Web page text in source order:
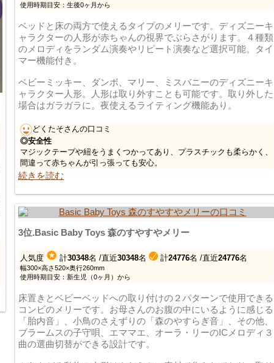
使用時期目安：生後0ヶ月から
ベッドと床の両方で使えるタイプのメリーです。ディズニーキ
ャラクターの人形が赤ちゃんの視界でぶらさがります。４種類
のメロディをランダム演奏やリピート演奏など選択可能。タイ
マー機能付き。
ベビーミッキー、ダンボ、マリー、ミスバニーのディズニーキ
ャラクター人形。人形は取り外すことも可能です。取り外した
場合はガラガラに。夜使えるライティング機能あり。
どくたそさんの口コミ
◎安全性
マジックテープや紐をうまくつかってあり、プラスチックも柔らかく、
間違って赤ちゃんが引っ張っても安心。
続きを読む
3位.Basic Baby Toys 森のすやすやメリー
人気度 計30348名 /直近30348名 計24776名 /直近24776名
幅300×高さ520×奥行260mm
使用時期目安：新生児（0ヶ月）から
床置きとベビーベッドへの取り付けの２パターンで使用できる
コンビのメリーです。お母さんのお腹の中にいるように感じる
「胎内音」、小鳥のさえずりの「森のやすらぎ音」、その他、
ブラームスの子守唄、エママエ、オーラ・リーのICメロディ３
曲の選曲切替ができる設計です。